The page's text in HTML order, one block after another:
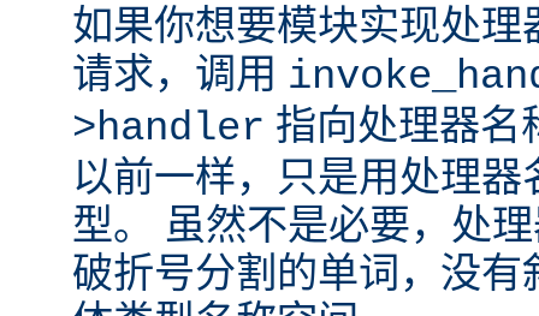
如果你想要模块实现处
请求，调用
>handler 指向处理器名
以前一样，只是用处理
型。 虽然不是必要，处
破折号分割的单词，没